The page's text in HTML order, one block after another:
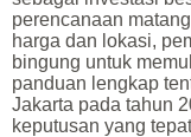
perencanaan
harga dan lokasi,
bingung untuk
panduan lengkap
Jakarta pada tahun
keputusan yang